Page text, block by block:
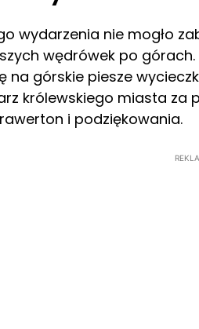
wydarzenia nie mogło
wędrówek po górach.
na górskie piesze
królewskiego miasta
i podziękowania.